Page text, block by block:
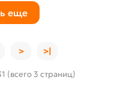
еще
> >|
(всего 3 страниц)